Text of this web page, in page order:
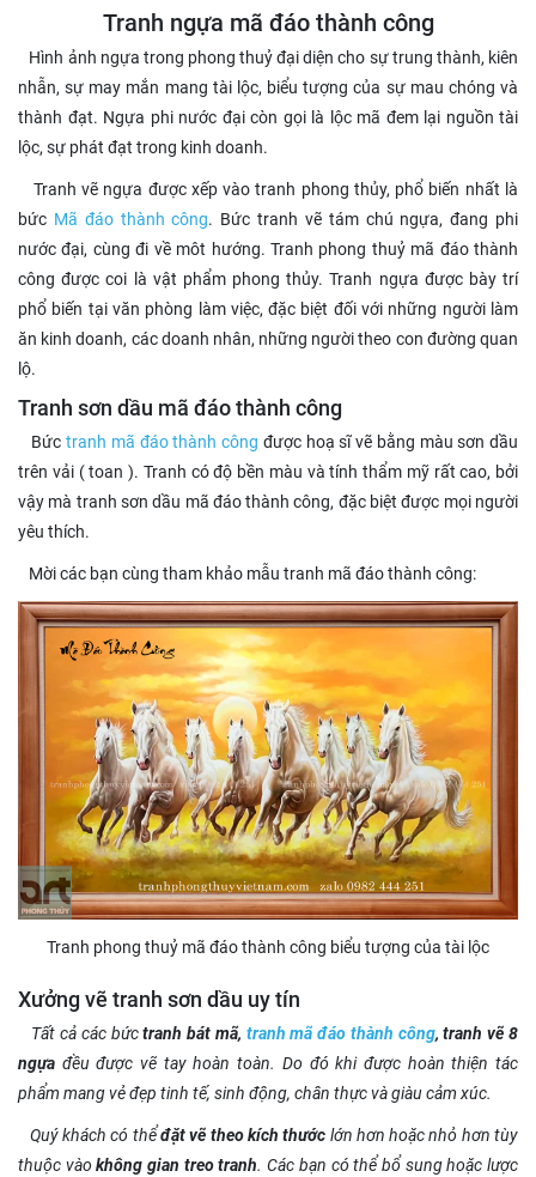
Tranh ngựa mã đáo thành công
Hình ảnh ngựa trong phong thuỷ đại diện cho sự trung thành, kiên
nhẫn, sự may mắn mang tài lộc, biểu tượng của sự mau chóng và
thành đạt. Ngựa phi nước đại còn gọi là lộc mã đem lại nguồn tài
lộc, sự phát đạt trong kinh doanh.
Tranh vẽ ngựa được xếp vào tranh phong thủy, phổ biến nhất là
bức Mã đáo thành công. Bức tranh vẽ tám chú ngựa, đang phi
nước đại, cùng đi về môt hướng. Tranh phong thuỷ mã đáo thành
công được coi là vật phẩm phong thủy. Tranh ngựa được bày trí
phổ biến tại văn phòng làm việc, đặc biệt đối với những người làm
ăn kinh doanh, các doanh nhân, những người theo con đường quan
lộ.
Tranh sơn dầu mã đáo thành công
Bức tranh mã đáo thành công được hoạ sĩ vẽ bằng màu sơn dầu
trên vải ( toan ). Tranh có độ bền màu và tính thẩm mỹ rất cao, bởi
vậy mà tranh sơn dầu mã đáo thành công, đặc biệt được mọi người
yêu thích.
Mời các bạn cùng tham khảo mẫu tranh mã đáo thành công:
Tranh phong thuỷ mã đáo thành công biểu tượng của tài lộc
Xưởng vẽ tranh sơn dầu uy tín
Tất cả các bứctranh bát mã, tranh mã đáo thành công, tranh vẽ 8
ngựa đều được vẽ tay hoàn toàn. Do đó khi được hoàn thiện tác
phẩm mang vẻ đẹp tinh tế, sinh động, chân thực và giàu cảm xúc.
Quý khách có thểđặt vẽ theo kích thước lớn hơn hoặc nhỏ hơn tùy
thuộc vàokhông gian treo tranh. Các bạn có thể bổ sung hoặc lược